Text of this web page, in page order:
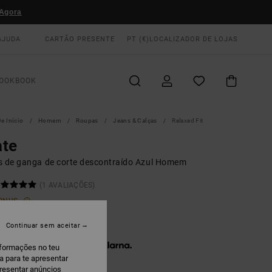
CARTÃO PRESENTE PT (€) LOCALIZADOR DE LOJAS
Início Homem Roupas Jeans & Calças Relaxed Fit
de ganga de corte descontraído Azul Homem
(1 AVALIAÇÕES)
€ 31,67 sem juros com a
no teu
para te apresentar
anúncios
Continuar sem aceitar